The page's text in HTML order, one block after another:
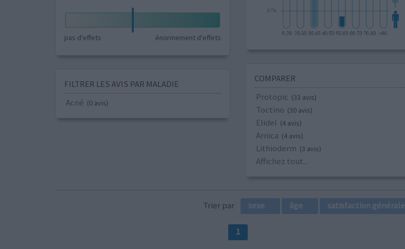
pas d'effets énormement d'effets
FILTRER LES AVIS PAR MALADIE
Acné (0 avis)
COMPARER
Protopic (33 avis)
Toctino (30 avis)
Elidel (4 avis)
Arnica (4 avis)
Lithioderm (3 avis)
Affichez tout...
Trier par sexe âge satisfaction générale
1